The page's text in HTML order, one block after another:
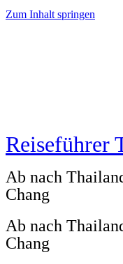
Zum Inhalt springen
Reiseführer
Ab nach
Chang
Ab nach
Chang